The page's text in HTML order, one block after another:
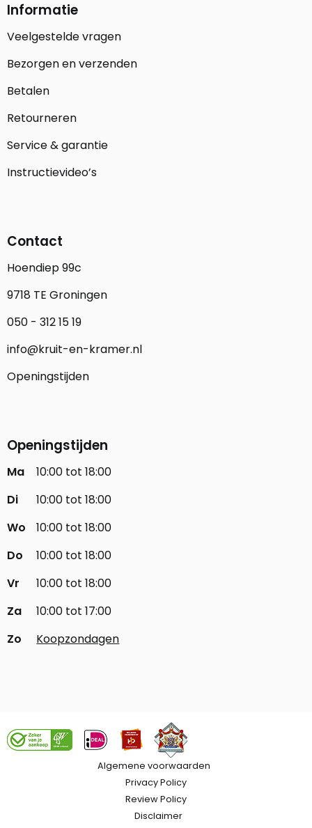
Informatie
Veelgestelde vragen
Bezorgen en verzenden
Betalen
Retourneren
Service & garantie
Instructievideo’s
Contact
Hoendiep 99c
9718 TE Groningen
050 - 312 15 19
info@kruit-en-kramer.nl
Openingstijden
Openingstijden
Ma
10:00 tot 18:00
Di
10:00 tot 18:00
Wo
10:00 tot 18:00
Do
10:00 tot 18:00
Vr
10:00 tot 18:00
Za
10:00 tot 17:00
Zo
Koopzondagen
Algemene voorwaarden
Privacy Policy
Review Policy
Disclaimer